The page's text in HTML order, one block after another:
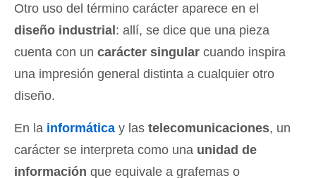
Otro uso del término carácter aparece en el
diseño industrial : allí, se dice que una pieza
cuenta con un carácter singular cuando inspira
una impresión general distinta a cualquier otro
diseño.
En la informática y las telecomunicaciones, un
carácter se interpreta como una unidad de
información que equivale a grafemas o